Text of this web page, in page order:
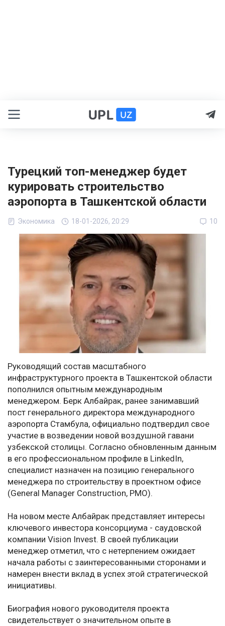
Турецкий топ-менеджер будет
курировать строительство
аэропорта в Ташкентской области
Экономика 18-01-2026, 20:29 10
Руководящий состав масштабного
инфраструктурного проекта в Ташкентской области
пополнился опытным международным
менеджером. Берк Албайрак, ранее занимавший
пост генерального директора международного
аэропорта Стамбула, официально подтвердил свое
участие в возведении новой воздушной гавани
узбекской столицы. Согласно обновленным данным
в его профессиональном профиле в LinkedIn,
специалист назначен на позицию генерального
менеджера по строительству в проектном офисе
(General Manager Construction, PMO).
На новом месте Албайрак представляет интересы
ключевого инвестора консорциума - саудовской
компании Vision Invest. В своей публикации
менеджер отметил, что с нетерпением ожидает
начала работы с заинтересованными сторонами и
намерен внести вклад в успех этой стратегической
инициативы.
Биография нового руководителя проекта
свидетельствует о значительном опыте в